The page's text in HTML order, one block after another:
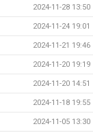
2024-11-28 13:50
2024-11-24 19:01
2024-11-21 19:46
2024-11-20 19:19
2024-11-20 14:51
2024-11-18 19:55
2024-11-05 13:30